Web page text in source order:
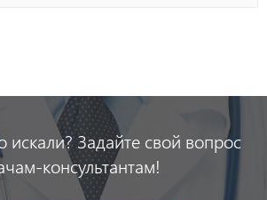
Задайте свой вопрос
консультантам!